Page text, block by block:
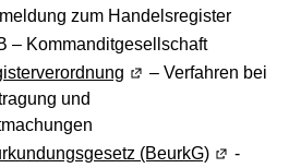
zum Handelsregister
– Kommanditgesellschaft
(Wird in einem neuen
– Verfahren bei
und
(BeurkG) (Wird in
-